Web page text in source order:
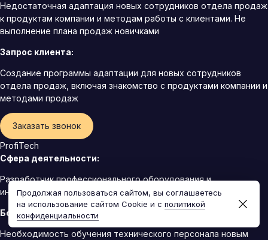
Недостаточная адаптация новых сотрудников отдела продаж
к продуктам компании и методам работы с клиентами. Не
выполнение плана продаж новичками
Запрос клиента:
Создание программы адаптации для новых сотрудников
отдела продаж, включая знакомство с продуктами компании и
методами продаж
Заказать звонок
ProfiTech
Сфера деятельности:
Разработчик профессионального оборудования и
инструментов для строительства, ремонта и обслуживания
Боль:
Необходимость обучения технического персонала новым
Продолжая пользоваться сайтом, вы соглашаетесь
на использование сайтом Cookie и с политикой
конфиденциальности